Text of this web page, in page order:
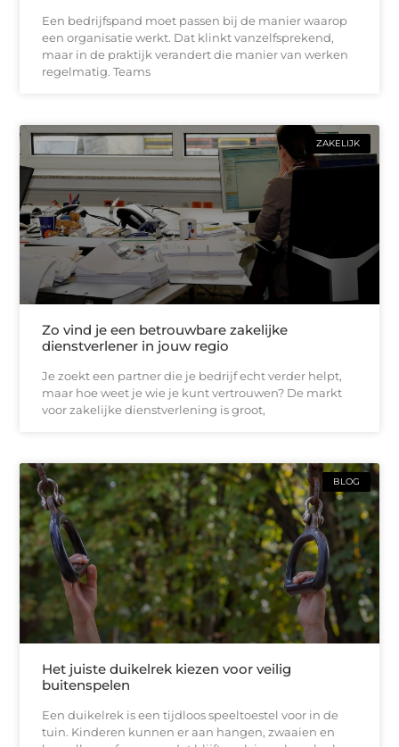
Een bedrijfspand moet passen bij de manier waarop
een organisatie werkt. Dat klinkt vanzelfsprekend,
maar in de praktijk verandert die manier van werken
regelmatig. Teams
ZAKELIJK
Zo vind je een betrouwbare zakelijke
dienstverlener in jouw regio
Je zoekt een partner die je bedrijf echt verder helpt,
maar hoe weet je wie je kunt vertrouwen? De markt
voor zakelijke dienstverlening is groot,
BLOG
Het juiste duikelrek kiezen voor veilig
buitenspelen
Een duikelrek is een tijdloos speeltoestel voor in de
tuin. Kinderen kunnen er aan hangen, zwaaien en